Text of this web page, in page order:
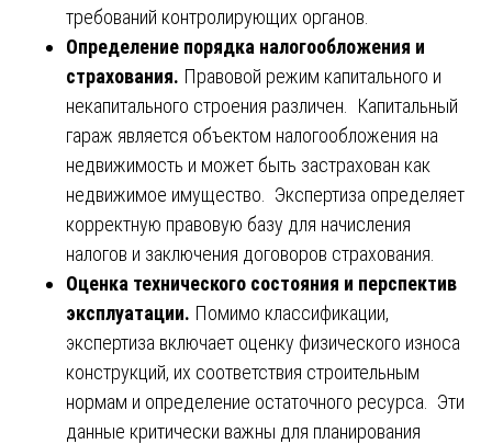
требований контролирующих органов.
Определение порядка налогообложения и
страхования. Правовой режим капитального и
некапитального строения различен. Капитальный
гараж является объектом налогообложения на
недвижимость и может быть застрахован как
недвижимое имущество. Экспертиза определяет
корректную правовую базу для начисления
налогов и заключения договоров страхования.
Оценка технического состояния и перспектив
эксплуатации. Помимо классификации,
экспертиза включает оценку физического износа
конструкций, их соответствия строительным
нормам и определение остаточного ресурса. Эти
данные критически важны для планирования